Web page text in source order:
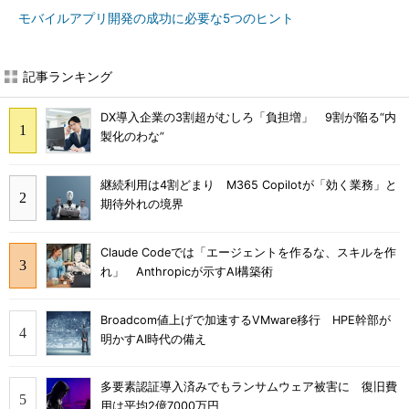
モバイルアプリ開発の成功に必要な5つのヒント
記事ランキング
DX導入企業の3割超がむしろ「負担増」 9割が陥る“内
製化のわな”
継続利用は4割どまり M365 Copilotが「効く業務」と
期待外れの境界
Claude Codeでは「エージェントを作るな、スキルを作
れ」 Anthropicが示すAI構築術
Broadcom値上げで加速するVMware移行 HPE幹部が
明かすAI時代の備え
多要素認証導入済みでもランサムウェア被害に 復旧費
用は平均2億7000万円